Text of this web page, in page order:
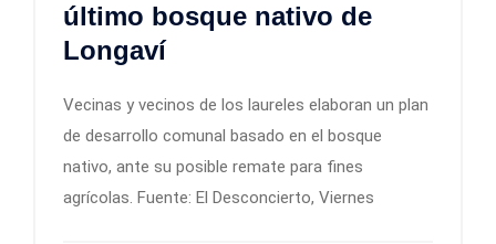
último bosque nativo de
Longaví
Vecinas y vecinos de los laureles elaboran un plan
de desarrollo comunal basado en el bosque
nativo, ante su posible remate para fines
agrícolas. Fuente: El Desconcierto, Viernes